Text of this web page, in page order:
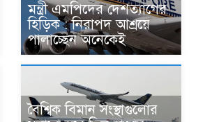
মন্ত্রী এমপিদের দেশত্যাগের
হিড়িক : নিরাপদ আশ্রয়ে
পালাচ্ছেন অনেকেই
বৈশ্বিক বিমান সংস্থাগুলোর